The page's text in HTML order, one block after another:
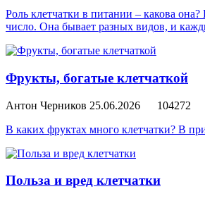
Роль клетчатки в питании – какова
число. Она бывает разных видов, и
Фрукты, богатые клетчаткой
Антон Черников 25.06.2026
104272
В каких фруктах много клетчатки? В
Польза и вред клетчатки